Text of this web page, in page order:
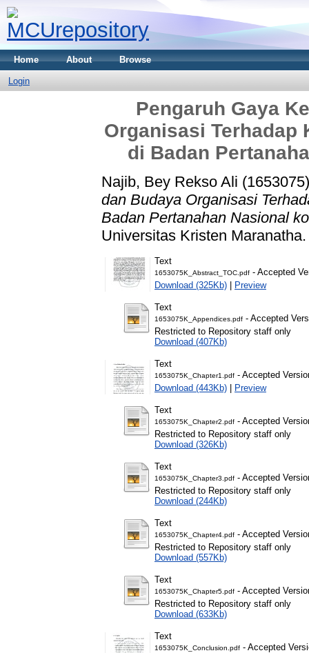
Home About Browse
Login
Pengaruh Gaya
Organisasi Terhadap
di Badan
Najib, Bey Rekso Ali (1653075)
dan Budaya Organisasi
Badan Pertanahan Nasional
Universitas Kristen Maranatha.
Text
1653075K_Abstract_TOC.pdf - Accepted
Download (325Kb) | Preview
Text
1653075K_Appendices.pdf - Accepted
Restricted to Repository staff only
Download (407Kb)
Text
1653075K_Chapter1.pdf - Accepted
Download (443Kb) | Preview
Text
1653075K_Chapter2.pdf - Accepted
Restricted to Repository staff only
Download (326Kb)
Text
1653075K_Chapter3.pdf - Accepted
Restricted to Repository staff only
Download (244Kb)
Text
1653075K_Chapter4.pdf - Accepted
Restricted to Repository staff only
Download (557Kb)
Text
1653075K_Chapter5.pdf - Accepted
Restricted to Repository staff only
Download (633Kb)
Text
1653075K_Conclusion.pdf - Accepted